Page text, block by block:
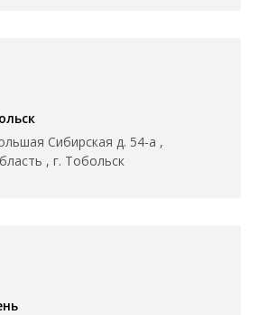
Сибирская д. 54-а ,
, г. Тобольск